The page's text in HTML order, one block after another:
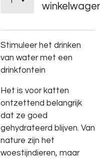
Stimuleer het drinken
van water met een
drinkfontein
Het is voor katten
ontzettend belangrijk
dat ze goed
gehydrateerd blijven. Van
nature zijn het
woestijndieren, maar